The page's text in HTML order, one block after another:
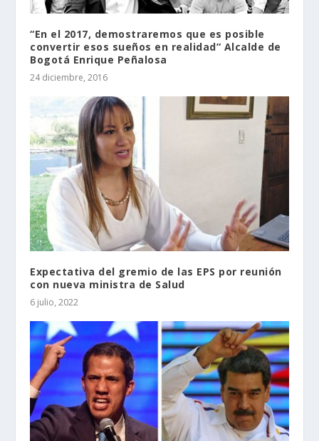
“En el 2017, demostraremos que es posible
convertir esos sueños en realidad” Alcalde de
Bogotá Enrique Peñalosa
24 diciembre, 2016
Expectativa del gremio de las EPS por reunión
con nueva ministra de Salud
6 julio, 2022